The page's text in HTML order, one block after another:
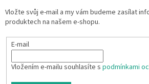
Vložte svůj e-mail a my vám budeme zasílat
produktech na našem e-shopu.
E-mail
Vložením e-mailu souhlasíte s podmínkami